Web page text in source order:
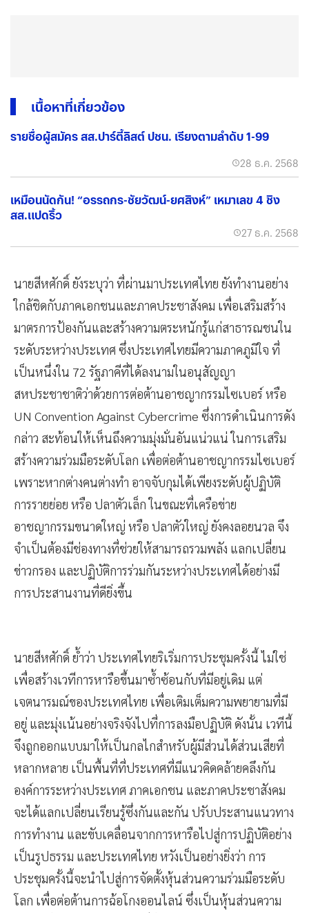
เนื้อหาที่เกี่ยวข้อง
รายชื่อผู้สมัคร สส.ปาร์ตี้ลิสต์ ปชน. เรียงตามลำดับ 1-99
28 ธ.ค. 2568
เหมือนนัดกัน! “อรรถกร-ชัยวัฒน์-ยศสิงห์” เหมาเลข 4 ชิง
สส.แปดริ้ว
27 ธ.ค. 2568
นายสีหศักดิ์ ยังระบุว่า ที่ผ่านมาประเทศไทย ยังทำงานอย่าง
ใกล้ชิดกับภาคเอกชนและภาคประชาสังคม เพื่อเสริมสร้าง
มาตรการป้องกันและสร้างความตระหนักรู้แก่สาธารณชนใน
ระดับระหว่างประเทศ ซึ่งประเทศไทยมีความภาคภูมิใจ ที่
เป็นหนึ่งใน 72 รัฐภาคีที่ได้ลงนามในอนุสัญญา
สหประชาชาติว่าด้วยการต่อต้านอาชญากรรมไซเบอร์ หรือ
UN Convention Against Cybercrime ซึ่งการดำเนินการดัง
กล่าว สะท้อนให้เห็นถึงความมุ่งมั่นอันแน่วแน่ ในการเสริม
สร้างความร่วมมือระดับโลก เพื่อต่อต้านอาชญากรรมไซเบอร์
เพราะหากต่างคนต่างทำ อาจจับกุมได้เพียงระดับผู้ปฏิบัติ
การรายย่อย หรือ ปลาตัวเล็ก ในขณะที่เครือข่าย
อาชญากรรมขนาดใหญ่ หรือ ปลาตัวใหญ่ ยังคงลอยนวล จึง
จำเป็นต้องมีช่องทางที่ช่วยให้สามารถรวมพลัง แลกเปลี่ยน
ข่าวกรอง และปฏิบัติการร่วมกันระหว่างประเทศได้อย่างมี
การประสานงานที่ดียิ่งขึ้น
นายสีหศักดิ์ ย้ำว่า ประเทศไทยริเริ่มการประชุมครั้งนี้ ไม่ใช่
เพื่อสร้างเวทีการหารือขึ้นมาซ้ำซ้อนกับที่มีอยู่เดิม แต่
เจตนารมณ์ของประเทศไทย เพื่อเติมเต็มความพยายามที่มี
อยู่ และมุ่งเน้นอย่างจริงจังไปที่การลงมือปฏิบัติ ดังนั้น เวทีนี้
จึงถูกออกแบบมาให้เป็นกลไกสำหรับผู้มีส่วนได้ส่วนเสียที่
หลากหลาย เป็นพื้นที่ที่ประเทศที่มีแนวคิดคล้ายคลึงกัน
องค์การระหว่างประเทศ ภาคเอกชน และภาคประชาสังคม
จะได้แลกเปลี่ยนเรียนรู้ซึ่งกันและกัน ปรับประสานแนวทาง
การทำงาน และขับเคลื่อนจากการหารือไปสู่การปฏิบัติอย่าง
เป็นรูปธรรม และประเทศไทย หวังเป็นอย่างยิ่งว่า การ
ประชุมครั้งนี้จะนำไปสู่การจัดตั้งหุ้นส่วนความร่วมมือระดับ
โลก เพื่อต่อต้านการฉ้อโกงออนไลน์ ซึ่งเป็นหุ้นส่วนความ